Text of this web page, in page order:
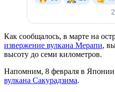
Как сообщалось, в марте на
извержение вулкана Мерапи,
высоту до семи километров.
Напомним, 8 февраля в Японии
вулкана Сакурадзима.